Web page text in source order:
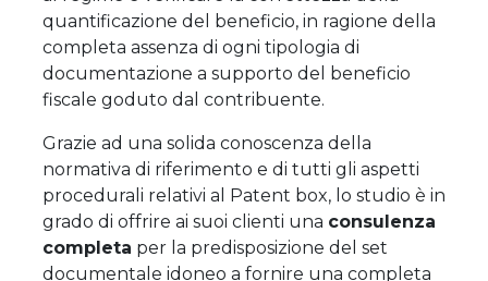
quantificazione del beneficio, in ragione della
completa assenza di ogni tipologia di
documentazione a supporto del beneficio
fiscale goduto dal contribuente.
Grazie ad una solida conoscenza della
normativa di riferimento e di tutti gli aspetti
procedurali relativi al Patent box, lo studio è in
grado di offrire ai suoi clienti una consulenza
completa per la predisposizione del set
documentale idoneo a fornire una completa